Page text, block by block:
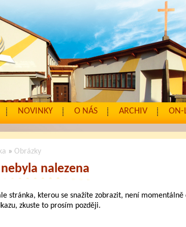
NOVINKY O NÁS ARCHIV ON-
» Obrázky
nalezena
stránka, kterou se snažíte zobrazit, není momentálně
zkuste to prosím později.